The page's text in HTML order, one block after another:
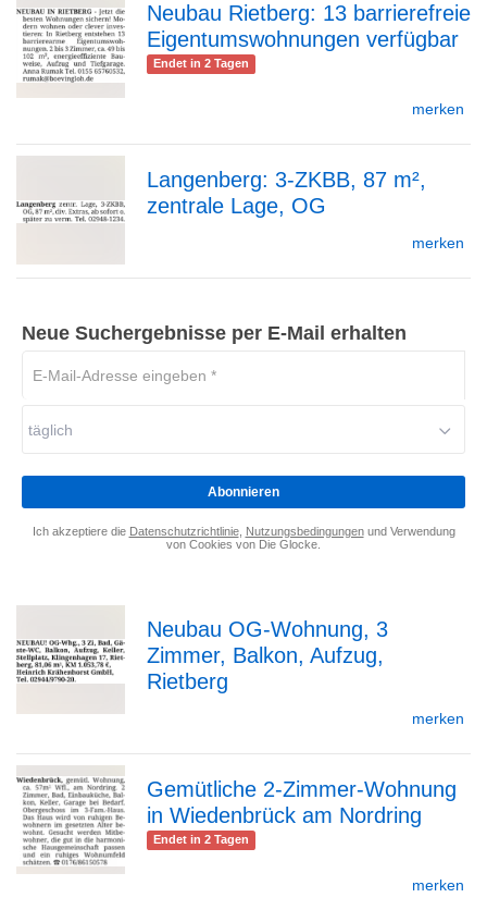
zur
Neubau Rietberg: 13 barrierefreie
Eigentumswohnungen verfügbar
Endet in 2 Tagen
merken
zur
Langenberg: 3-ZKBB, 87 m²,
zentrale Lage, OG
merken
Neue Suchergebnisse per E-Mail erhalten
Adresse
*
täglich
Abonnieren
Ich akzeptiere die Datenschutzrichtlinie, Nutzungsbedingungenund Verwendung
von Cookies von Die Glocke.
zur
Detailseite
Neubau OG-Wohnung, 3
Zimmer, Balkon, Aufzug,
Rietberg
merken
zur
Gemütliche 2-Zimmer-Wohnung
in Wiedenbrück am Nordring
Endet in 2 Tagen
merken